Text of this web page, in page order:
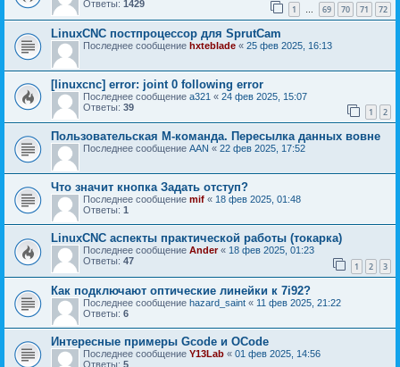
Ответы: 1429 1 … 69 70 71 72
LinuxCNC постпроцессор для SprutCam
Последнее сообщение hxteblade « 25 фев 2025, 16:13
[linuxcnc] error: joint 0 following error
Последнее сообщение a321 « 24 фев 2025, 15:07
Ответы: 39 1 2
Пользовательская M-команда. Пересылка данных вовне
Последнее сообщение AAN « 22 фев 2025, 17:52
Что значит кнопка Задать отступ?
Последнее сообщение mif « 18 фев 2025, 01:48
Ответы: 1
LinuxCNC аспекты практической работы (токарка)
Последнее сообщение Ander« 18 фев 2025, 01:23
Ответы: 47 1 2 3
Как подключают оптические линейки к 7i92?
Последнее сообщение hazard_saint « 11 фев 2025, 21:22
Ответы: 6
Интересные примеры Gcode и OCode
Последнее сообщение Y13Lab « 01 фев 2025, 14:56
Ответы: 5